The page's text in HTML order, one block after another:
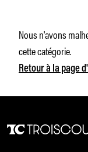
Nous n'avons
cette catégorie.
Retour à la page